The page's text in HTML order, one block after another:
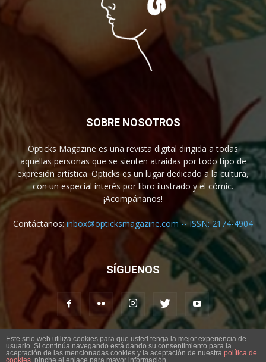
SOBRE NOSOTROS
Opticks Magazine es una revista digital dirigida a todas
aquellas personas que se sienten atraídas por todo tipo de
expresión artística. Opticks es un lugar dedicado a la cultura,
con un especial interés por libro ilustrado y el cómic.
¡Acompáñanos!
Contáctanos:inbox@opticksmagazine.com -- ISSN: 2174-4904
SÍGUENOS
Aviso legal Contacto
Este sitio web utiliza cookies para que usted tenga la mejor experiencia de
usuario. Si continúa navegando está dando su consentimiento para la
aceptación de las mencionadas cookies y la aceptación de nuestra política de
cookies , pinche el enlace para mayor información.